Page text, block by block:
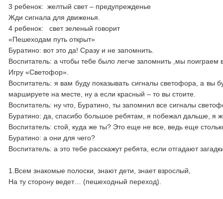
3 ребенок: желтый свет – предупрежденье
Жди сигнала для движенья.
4 ребенок: свет зеленый говорит
«Пешеходам путь открыт»
Буратино: вот это да! Сразу и не запомнить.
Воспитатель: а чтобы тебе было легче запомнить ,мы поиграем
Игру «Светофор».
Воспитатель: я вам буду показывать сигналы светофора, а вы
маршируете на месте, ну а если красный – то вы стоите.
Воспитатель: ну что, Буратино, ты запомнил все сигналы
Буратино: да, спасибо большое ребятам, я побежал дальше, я
Воспитатель: стой, куда же ты? Это еще не все, ведь еще
Буратино: а они для чего?
Воспитатель: а это тебе расскажут ребята, если отгадают
1.Всем знакомые полоски, знают дети, знает взрослый,
На ту сторону ведет… (пешеходный переход).